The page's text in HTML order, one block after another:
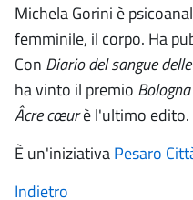
Michela Gorini è
femminile, il corpo. Ha
Con Diario del sangue
ha vinto il premio
Âcre cœurè l'ultimo edito.
È un'iniziativaPesaro
Indietro